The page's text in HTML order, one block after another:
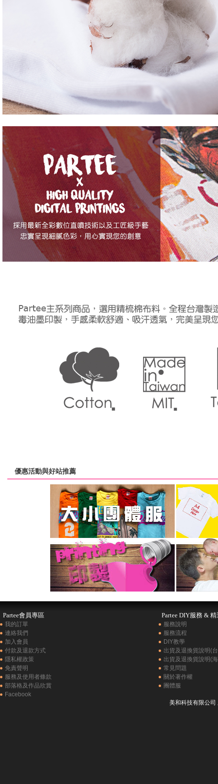
優惠活動與好站推薦
Partee會員專區
我的訂單
連絡我們
加入會員
付款及退款方式
隱私權政策
免責聲明
服務及使用者條款
部落格及作品欣賞
Facebook
Partee DIY服務 & 精
服務說明
服務流程
DIY教學
出貨及退換貨說明(
出貨及退換貨說明(
常見問題
關於著作權
團體服
美和科技有限公